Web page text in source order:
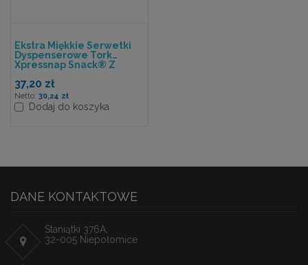
Ekstra Miękkie Serwetki
Dyspenserowe Tork
Xpressnap Snack® Z
1/4
37,20 zł
30,24 zł
Dodaj do koszyka
DANE KONTAKTOWE
Staniątki 376A,
32-005 Niepołomice